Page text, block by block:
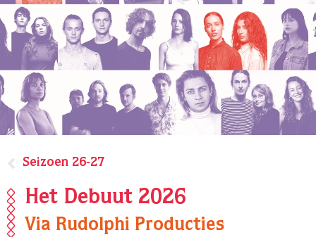
Seizoen 26-27
Het Debuut 2026
Via Rudolphi Producties